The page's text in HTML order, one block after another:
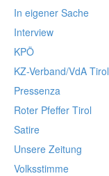
In eigener Sache
Interview
KPÖ
KZ-Verband/VdA Tirol
Pressenza
Roter Pfeffer Tirol
Satire
Unsere Zeitung
Volksstimme